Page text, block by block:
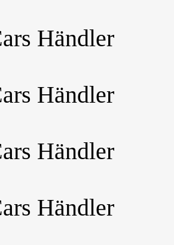
Händler
Händler
Händler
Händler